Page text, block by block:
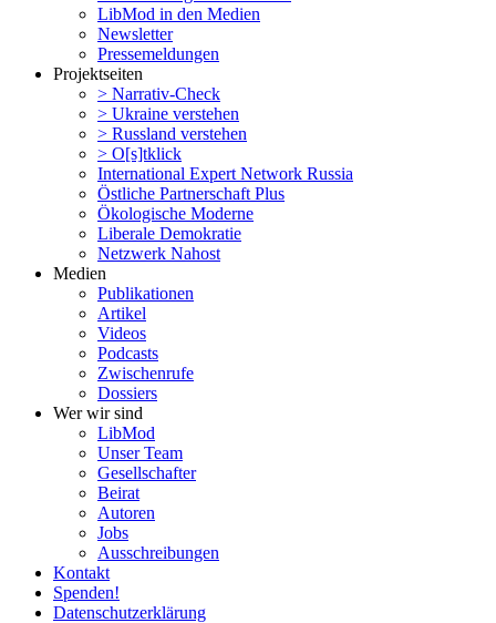
LibMod in den Medien
Newsletter
Presse­mel­dungen
Projekt­seiten
> Narrativ-Check
> Ukraine verstehen
> Russland verstehen
> O[s]tklick
Inter­na­tional Expert Network Russia
Östliche Partner­schaft Plus
Ökolo­gische Moderne
Liberale Demokratie
Netzwerk Nahost
Medien
Publi­ka­tionen
Artikel
Videos
Podcasts
Zwischenrufe
Dossiers
Wer wir sind
LibMod
Unser Team
Gesell­schafter
Beirat
Autoren
Jobs
Ausschrei­bungen
Kontakt
Spenden!
Daten­schutz­er­klärung